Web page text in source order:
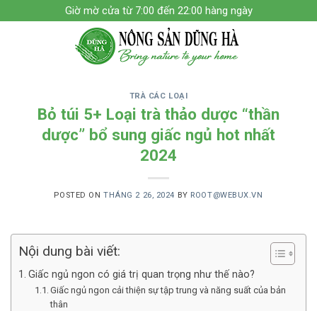
to
Giờ mờ cửa từ 7:00 đến 22:00 hàng ngày
TRÀ CÁC LOẠI
Bỏ túi 5+ Loại trà thảo dược “thần
dược” bổ sung giấc ngủ hot nhất
2024
POSTED ONTHÁNG 2 26, 2024 BY ROOT@WEBUX.VN
Nội dung bài viết:
Giấc ngủ ngon có giá trị quan trọng như thế nào?
Giấc ngủ ngon cải thiện sự tập trung và năng suất của bản
thân